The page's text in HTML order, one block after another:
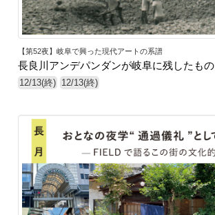
【第52夜】岐阜で興った現代アートの系譜
長良川アンデパンダンが岐阜に残したもの
12/13(終) 12/13(終)